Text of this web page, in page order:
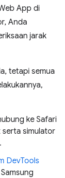
App di
Anda
jarak
tetapi semua
ke Safari
serta simulator
DevTools